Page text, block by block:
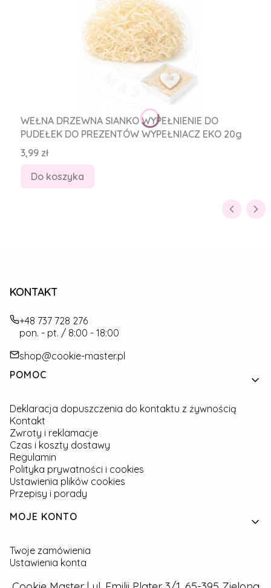
WEŁNA DRZEWNA SIANKO WYPEŁNIENIE DO
PUDEŁEK DO PREZENTÓW WYPEŁNIACZ EKO 20g
Cena
3,99 zł
Do koszyka
KONTAKT
+48 737 728 276
pon. - pt. / 8:00 - 18:00
shop@cookie-master.pl
Linki w stopce
POMOC
Deklaracja dopuszczenia do kontaktu z żywnością
Kontakt
Zwroty i reklamacje
Czas i koszty dostawy
Regulamin
Polityka prywatności i cookies
Ustawienia plików cookies
Przepisy i porady
MOJE KONTO
Twoje zamówienia
Ustawienia konta